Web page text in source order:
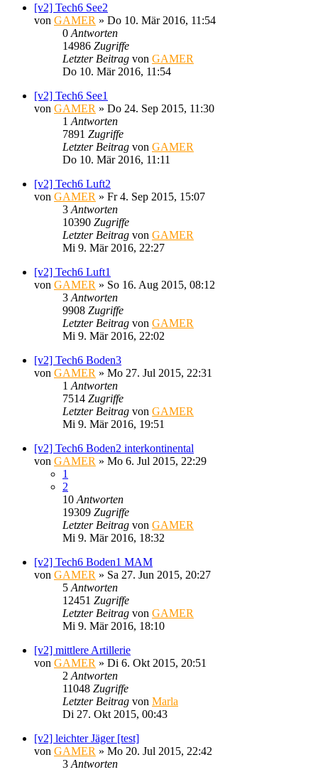
[v2] Tech6 See2
von GAMER » Do 10. Mär 2016, 11:54
0 Antworten
14986 Zugriffe
Letzter Beitrag von GAMER
Do 10. Mär 2016, 11:54
[v2] Tech6 See1
von GAMER » Do 24. Sep 2015, 11:30
1 Antworten
7891 Zugriffe
Letzter Beitrag von GAMER
Do 10. Mär 2016, 11:11
[v2] Tech6 Luft2
von GAMER » Fr 4. Sep 2015, 15:07
3 Antworten
10390 Zugriffe
Letzter Beitrag von GAMER
Mi 9. Mär 2016, 22:27
[v2] Tech6 Luft1
von GAMER » So 16. Aug 2015, 08:12
3 Antworten
9908 Zugriffe
Letzter Beitrag von GAMER
Mi 9. Mär 2016, 22:02
[v2] Tech6 Boden3
von GAMER » Mo 27. Jul 2015, 22:31
1 Antworten
7514 Zugriffe
Letzter Beitrag von GAMER
Mi 9. Mär 2016, 19:51
[v2] Tech6 Boden2 interkontinental
von GAMER » Mo 6. Jul 2015, 22:29
1
2
10 Antworten
19309 Zugriffe
Letzter Beitrag von GAMER
Mi 9. Mär 2016, 18:32
[v2] Tech6 Boden1 MAM
von GAMER » Sa 27. Jun 2015, 20:27
5 Antworten
12451 Zugriffe
Letzter Beitrag von GAMER
Mi 9. Mär 2016, 18:10
[v2] mittlere Artillerie
von GAMER » Di 6. Okt 2015, 20:51
2 Antworten
11048 Zugriffe
Letzter Beitrag von Marla
Di 27. Okt 2015, 00:43
[v2] leichter Jäger [test]
von GAMER » Mo 20. Jul 2015, 22:42
3 Antworten